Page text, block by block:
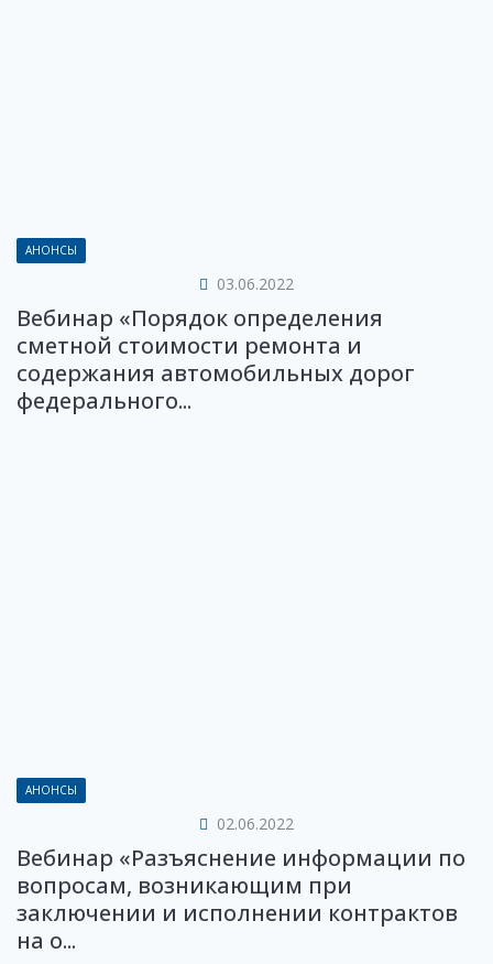
АНОНСЫ
03.06.2022
Вебинар «Порядок определения
сметной стоимости ремонта и
содержания автомобильных дорог
федерального...
АНОНСЫ
02.06.2022
Вебинар «Разъяснение информации по
вопросам, возникающим при
заключении и исполнении контрактов
на о...